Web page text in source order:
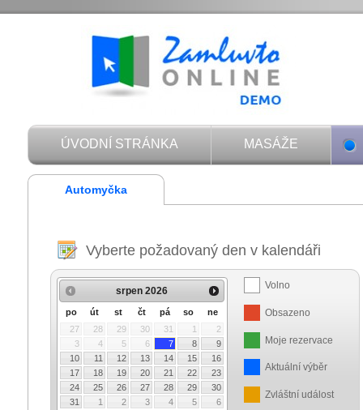
ÚVODNÍ STRÁNKA MASÁŽE
Automyčka
Vyberte požadovaný den v kalendáři
srpen 2026
po út st čt pá so
ne
27
28 29 30 31 1
2
3
4 5 6 7 8
9
10
11 12 13 14 15
16
17
18 19 20 21 22
23
24
25 26 27 28 29
30
31
1 2 3 4 5 6
Volno
Obsazeno
Moje rezervace
Aktuální výběr
Zvláštní událost